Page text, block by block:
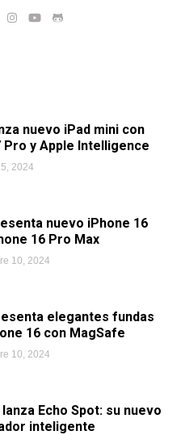
nuevo iPad mini con
Pro y Apple Intelligence
2024
nuevo iPhone 16
16 Pro Max
10, 2024
elegantes fundas
16 con MagSafe
10, 2024
Echo Spot: su nuevo
inteligente